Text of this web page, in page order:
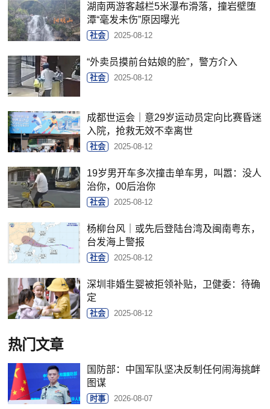
湖南两游客越栏5米瀑布滑落，撞岩壁堕
潭“毫发未伤”原因曝光
社会 2025-08-12
“外卖员摸前台姑娘的脸”，警方介入
社会 2025-08-12
成都世运会｜意29岁运动员定向比赛昏迷
入院，抢救无效不幸离世
社会 2025-08-12
19岁男开车多次撞击单车男，叫嚣：没人
治你，00后治你
社会 2025-08-12
杨柳台风｜或先后登陆台湾及闽南粤东，
台发海上警报
社会 2025-08-12
深圳非婚生婴被拒领补贴，卫健委：待确
定
社会 2025-08-12
热门文章
国防部：中国军队坚决反制任何闹海挑衅
图谋
时事 2026-08-07